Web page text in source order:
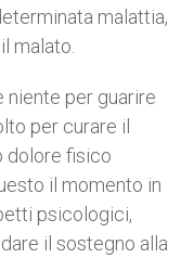
malattia,
malato.
niente per guarire
per curare il
dolore fisico
il momento in
psicologici,
il sostegno alla